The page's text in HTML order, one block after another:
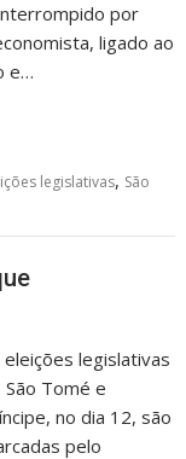
por
ligado ao
e…
legislativas, São
eleições legislativas
São Tomé e
no dia 12, são
pelo